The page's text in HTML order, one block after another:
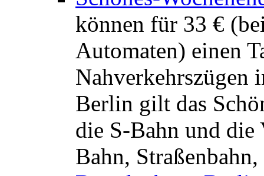
können für 33 €
Automaten) einen
Nahverkehrszügen
Berlin gilt das
die S-Bahn und
Bahn,